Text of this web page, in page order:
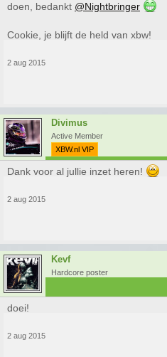
doen, bedankt @Nightbringer
Cookie, je blijft de held van xbw!
2 aug 2015
Divimus
Active Member
XBW.nl VIP
Dank voor al jullie inzet heren!
2 aug 2015
Kevf
Hardcore poster
doei!
2 aug 2015